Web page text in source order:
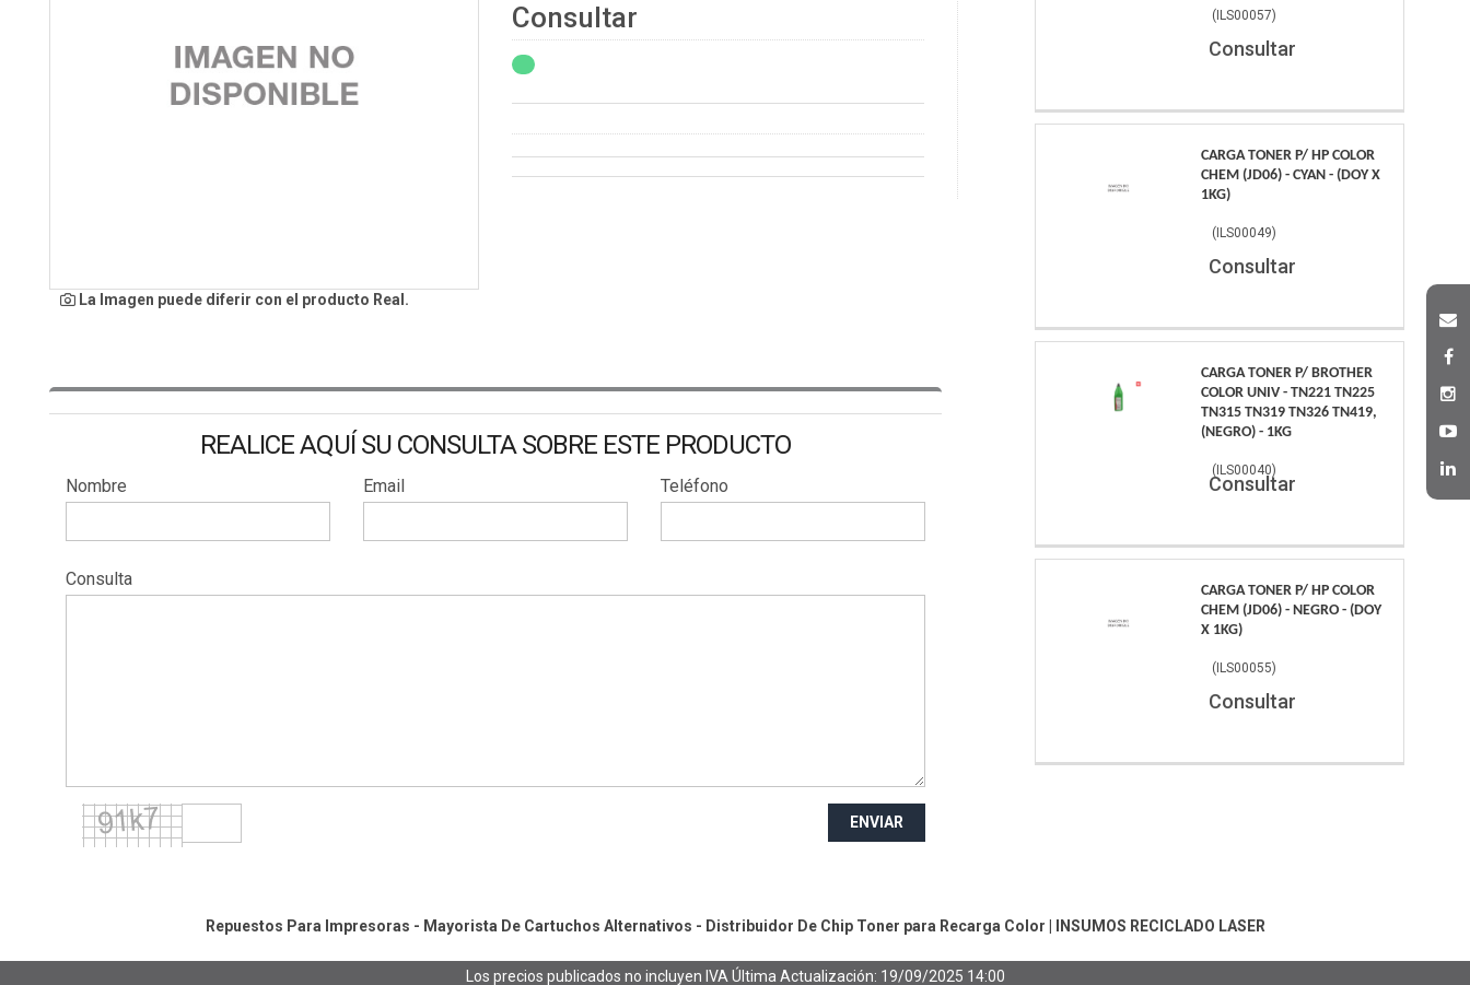
La Imagen puede diferir con el producto Real.
Consultar
REALICE AQUÍ SU CONSULTA SOBRE ESTE PRODUCTO
Nombre Email Teléfono
Consulta
ENVIAR
( ILS00057)
Consultar
CARGA TONER P/ HP COLOR
CHEM (JD06) - CYAN - (DOY X
1KG)
( ILS00049)
Consultar
CARGA TONER P/ BROTHER
COLOR UNIV - TN221 TN225
TN315 TN319 TN326 TN419,
(NEGRO) - 1KG
( ILS00040)
Consultar
CARGA TONER P/ HP COLOR
CHEM (JD06) - NEGRO - (DOY
X 1KG)
( ILS00055)
Consultar
Repuestos Para Impresoras - Mayorista De Cartuchos Alternativos - Distribuidor De Chip Toner para Recarga Color INSUMOS RECICLADO LASER
Los precios publicados no incluyen IVA Última Actualización: 19/09/2025 14:00